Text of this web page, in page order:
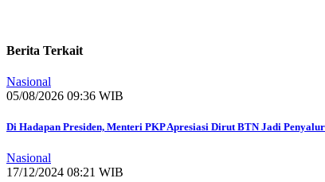
Berita Terkait
Nasional
05/08/2026 09:36 WIB
Di Hadapan Presiden, Menteri PKP Apresiasi Dirut BTN Jadi
Nasional
17/12/2024 08:21 WIB